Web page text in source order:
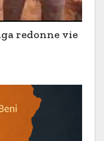
redonne vie